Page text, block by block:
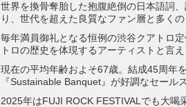
世界を換骨奪胎した抱腹絶倒の日本語詞、
り、 世代を超えた良質なファン層と多く
毎年満員御礼となる恒例の渋谷クアトロ
トロの歴史を体現するアーティストと言え
現在の平均年齢およそ67歳。結成45周年を
『Sustainable Banquet』が好調なセール
2025年はFUJI ROCK FESTIVALでも大喝